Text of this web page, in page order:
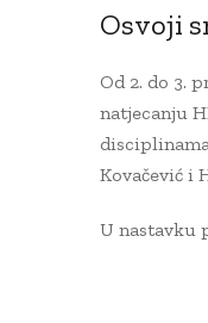
Osvoji
Od 2. do 3.
natjecanju
Kovačević i
U nastavku